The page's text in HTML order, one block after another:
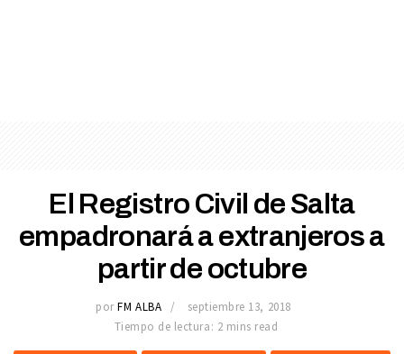
El Registro Civil de Salta
empadronará a extranjeros a
partir de octubre
por FM ALBA
septiembre 13, 2018
Tiempo de lectura: 2 mins read